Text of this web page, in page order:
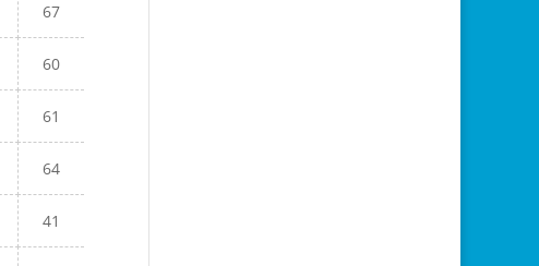
67
60
61
64
41